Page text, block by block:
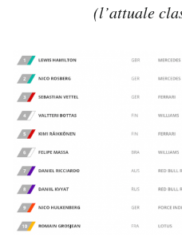
(l’attuale